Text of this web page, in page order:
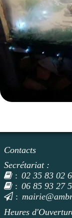
Contacts
Secrétariat :
: 02 35 83 02
: 06 85 93 27
:
Heures